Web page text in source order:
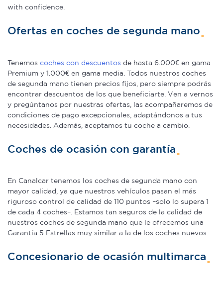
with confidence.
Ofertas en coches de segunda mano
Tenemos coches con descuentos de hasta 6.000€ en gama
Premium y 1.000€ en gama media. Todos nuestros coches
de segunda mano tienen precios fijos, pero siempre podrás
encontrar descuentos de los que beneficiarte. Ven a vernos
y pregúntanos por nuestras ofertas, las acompañaremos de
condiciones de pago excepcionales, adaptándonos a tus
necesidades. Además, aceptamos tu coche a cambio.
Coches de ocasión con garantía
En Canalcar tenemos los coches de segunda mano con
mayor calidad, ya que nuestros vehículos pasan el más
riguroso control de calidad de 110 puntos –solo lo supera 1
de cada 4 coches–. Estamos tan seguros de la calidad de
nuestros coches de segunda mano que le ofrecemos una
Garantía 5 Estrellas muy similar a la de los coches nuevos.
Concesionario de ocasión multimarca